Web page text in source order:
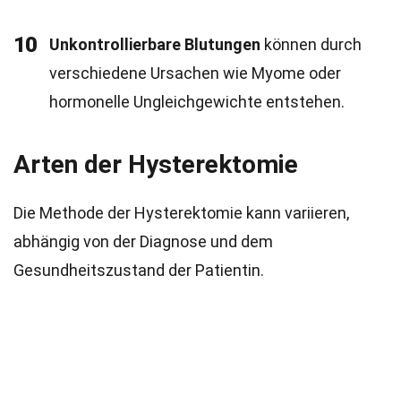
10 Unkontrollierbare Blutungen können durch
verschiedene Ursachen wie Myome oder
hormonelle Ungleichgewichte entstehen.
Arten der Hysterektomie
Die Methode der Hysterektomie kann variieren,
abhängig von der Diagnose und dem
Gesundheitszustand der Patientin.